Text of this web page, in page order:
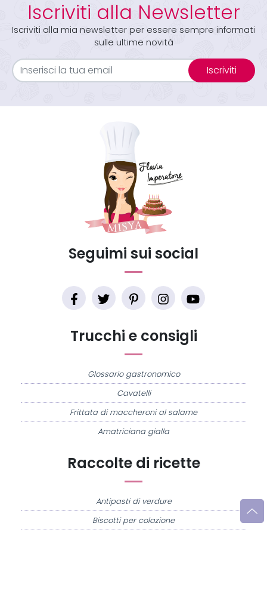
Iscriviti alla Newsletter
Iscriviti alla mia newsletter per essere sempre informati
sulle ultime novità
Iscriviti
Raccolte di ricette
Antipasti di verdure
Biscotti per colazione
Trucchi e consigli
Glossario gastronomico
Cavatelli
Frittata di maccheroni al salame
Amatriciana gialla
Seguimi sui social